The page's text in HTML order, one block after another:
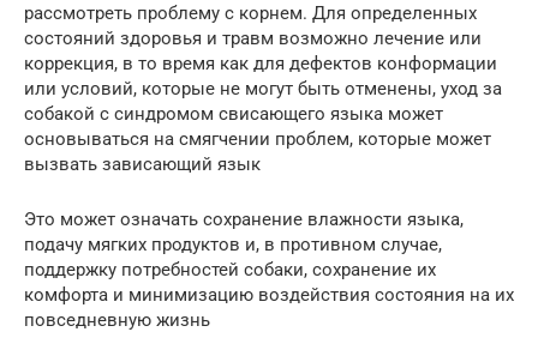
рассмотреть проблему с корнем. Для определенных
состояний здоровья и травм возможно лечение или
коррекция, в то время как для дефектов конформации
или условий, которые не могут быть отменены, уход за
собакой с синдромом свисающего языка может
основываться на смягчении проблем, которые может
вызвать зависающий язык
Это может означать сохранение влажности языка,
подачу мягких продуктов и, в противном случае,
поддержку потребностей собаки, сохранение их
комфорта и минимизацию воздействия состояния на их
повседневную жизнь